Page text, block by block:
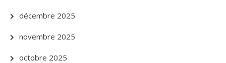
décembre 2025
novembre 2025
octobre 2025